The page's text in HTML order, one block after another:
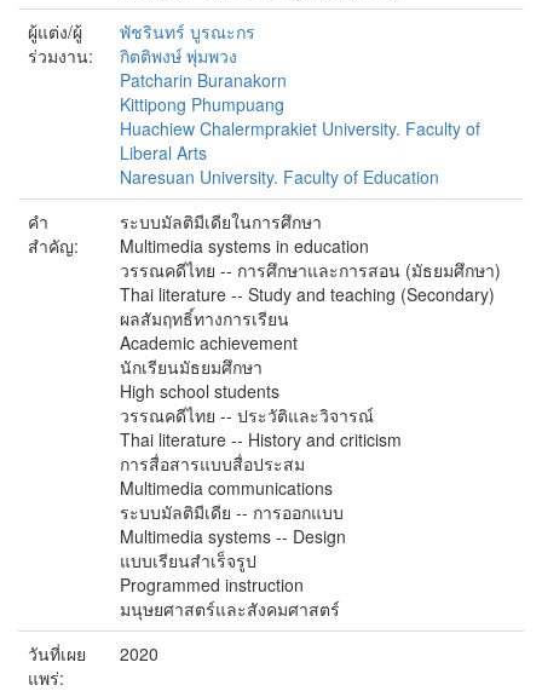
ผู้แต่ง/ผู้
ร่วมงาน:
พัชรินทร์ บูรณะกร
กิตติพงษ์ พุ่มพวง
Patcharin Buranakorn
Kittipong Phumpuang
Huachiew Chalermprakiet University. Faculty of
Liberal Arts
Naresuan University. Faculty of Education
คำ
สำคัญ:
ระบบมัลติมีเดียในการศึกษา
Multimedia systems in education
วรรณคดีไทย -- การศึกษาและการสอน (มัธยมศึกษา)
Thai literature -- Study and teaching (Secondary)
ผลสัมฤทธิ์ทางการเรียน
Academic achievement
นักเรียนมัธยมศึกษา
High school students
วรรณคดีไทย -- ประวัติและวิจารณ์
Thai literature -- History and criticism
การสื่อสารแบบสื่อประสม
Multimedia communications
ระบบมัลติมีเดีย -- การออกแบบ
Multimedia systems -- Design
แบบเรียนสำเร็จรูป
Programmed instruction
มนุษยศาสตร์และสังคมศาสตร์
วันที่เผย
แพร่:
2020